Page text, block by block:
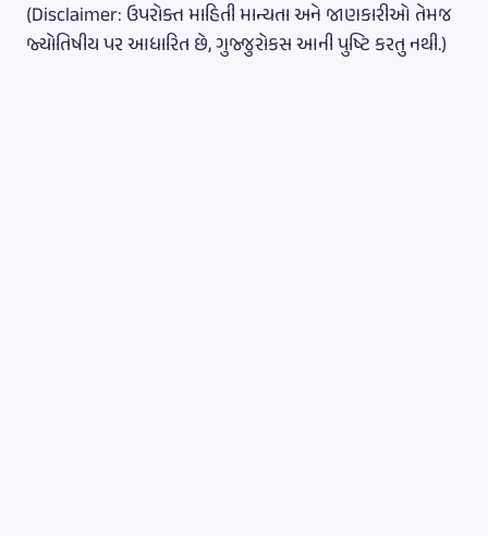
(Disclaimer: ઉપરોક્ત માહિતી માન્યતા અને જાણકારીઓ તેમજ
જ્યોતિષીય પર આધારિત છે, ગુજ્જુરોકસ આની પુષ્ટિ કરતુ નથી.)